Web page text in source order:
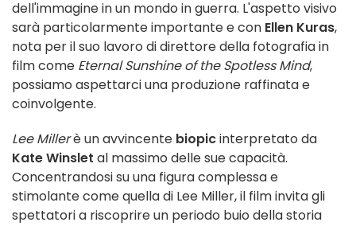
dell'immagine in un mondo in guerra. L'aspetto visivo
sarà particolarmente importante e con Ellen Kuras,
nota per il suo lavoro di direttore della fotografia in
film come Eternal Sunshine of the Spotless Mind,
possiamo aspettarci una produzione raffinata e
coinvolgente.
Lee Millerè un avvincente biopicinterpretato da
Kate Winslet al massimo delle sue capacità.
Concentrandosi su una figura complessa e
stimolante come quella di Lee Miller, il film invita gli
spettatori a riscoprire un periodo buio della storia